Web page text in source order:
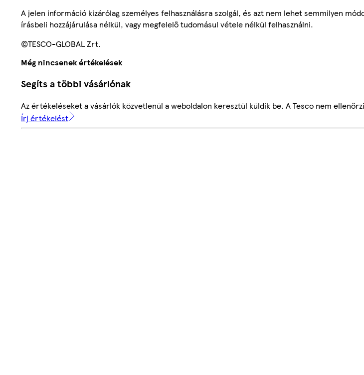
A jelen információ kizárólag személyes felhasználásra szolgál, és azt nem lehet semmilyen
írásbeli hozzájárulása nélkül, vagy megfelelő tudomásul vétele nélkül felhasználni.
©TESCO-GLOBAL Zrt.
Még nincsenek értékelések
Segíts a többi vásárlónak
Az értékeléseket a vásárlók közvetlenül a weboldalon keresztül küldik be. A Tesco nem
Írj értékelést